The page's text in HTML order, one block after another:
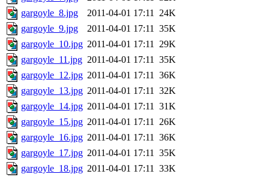
gargoyle_8.jpg
2011-04-01 17:11 24K
gargoyle_9.jpg
2011-04-01 17:11 35K
gargoyle_10.jpg 2011-04-01 17:11 29K
gargoyle_11.jpg 2011-04-01 17:11 35K
gargoyle_12.jpg 2011-04-01 17:11 36K
gargoyle_13.jpg 2011-04-01 17:11 32K
gargoyle_14.jpg 2011-04-01 17:11 31K
gargoyle_15.jpg 2011-04-01 17:11 26K
gargoyle_16.jpg 2011-04-01 17:11 36K
gargoyle_17.jpg 2011-04-01 17:11 35K
gargoyle_18.jpg 2011-04-01 17:11 33K